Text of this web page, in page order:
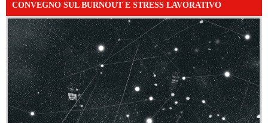
CONVEGNO SUL BURNOUT E STRESS LAVORATIVO